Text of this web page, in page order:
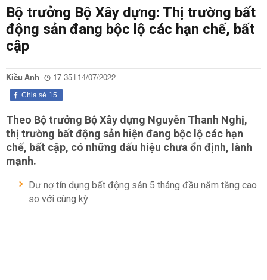
Bộ trưởng Bộ Xây dựng: Thị trường bất
động sản đang bộc lộ các hạn chế, bất
cập
Kiều Anh 17:35 | 14/07/2022
15
Chia sẻ
Theo Bộ trưởng Bộ Xây dựng Nguyễn Thanh Nghị,
thị trường bất động sản hiện đang bộc lộ các hạn
chế, bất cập, có những dấu hiệu chưa ổn định, lành
mạnh.
Dư nợ tín dụng bất động sản 5 tháng đầu năm tăng cao
so với cùng kỳ